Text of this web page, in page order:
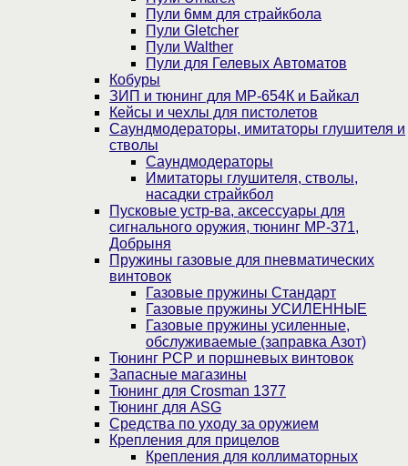
Пули 6мм для страйкбола
Пули Gletcher
Пули Walther
Пули для Гелевых Автоматов
Кобуры
ЗИП и тюнинг для МР-654К и Байкал
Кейсы и чехлы для пистолетов
Саундмодераторы, имитаторы глушителя и
стволы
Саундмодераторы
Имитаторы глушителя, стволы,
насадки страйкбол
Пусковые устр-ва, аксессуары для
сигнального оружия, тюнинг МР-371,
Добрыня
Пружины газовые для пневматических
винтовок
Газовые пружины Стандарт
Газовые пружины УСИЛЕННЫЕ
Газовые пружины усиленные,
обслуживаемые (заправка Азот)
Тюнинг PCP и поршневых винтовок
Запасные магазины
Тюнинг для Crosman 1377
Тюнинг для ASG
Средства по уходу за оружием
Крепления для прицелов
Крепления для коллиматорных